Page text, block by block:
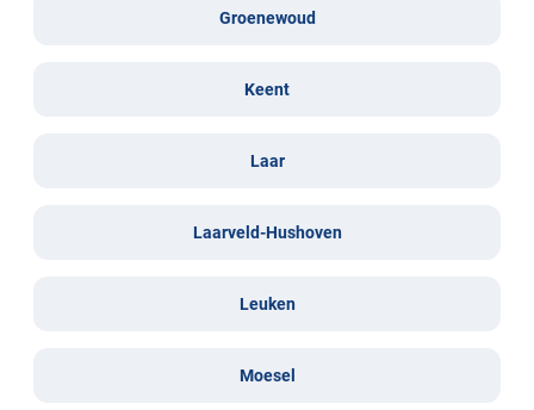
Groenewoud
Keent
Laar
Laarveld-Hushoven
Leuken
Moesel